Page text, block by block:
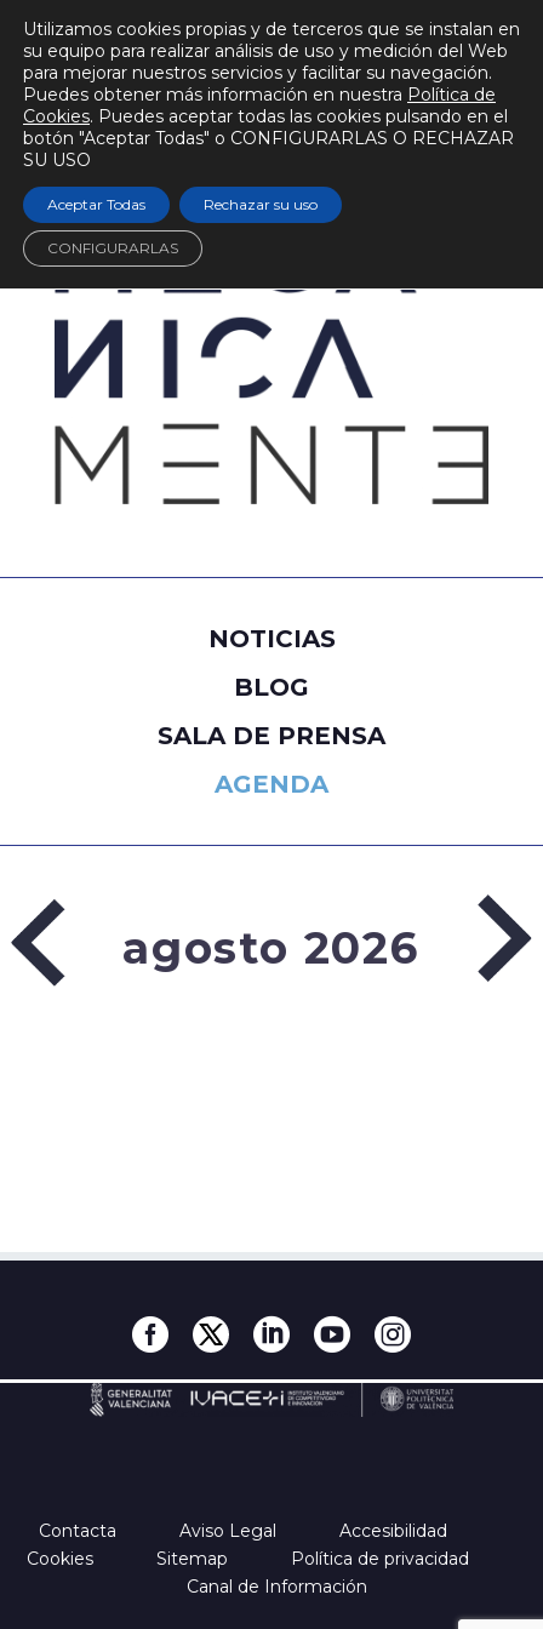
NOTICIAS
BLOG
SALA DE PRENSA
AGENDA
agosto 2026
Contacta Aviso Legal
Accesibilidad
Cookies
Sitemap
Política de privacidad
Canal de Información
Utilizamos cookies propias y de terceros que se instalan en
su equipo para realizar análisis de uso y medición del Web
para mejorar nuestros servicios y facilitar su navegación.
Puedes obtener más información en nuestra Política de
Cookies. Puedes aceptar todas las cookies pulsando en el
botón "Aceptar Todas" o CONFIGURARLAS O RECHAZAR
SU USO
Aceptar Todas Rechazar su uso
CONFIGURARLAS